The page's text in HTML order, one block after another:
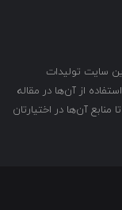
سایت تولیدات
از آن‌ها در مقاله
آن‌ها در اختیارتان